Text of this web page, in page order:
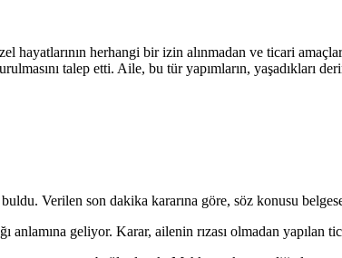
hayatlarının herhangi bir izin alınmadan ve ticari
talep etti. Aile, bu tür yapımların, yaşadıkları
Verilen son dakika kararına göre, söz konusu
anlamına geliyor. Karar, ailenin rızası olmadan